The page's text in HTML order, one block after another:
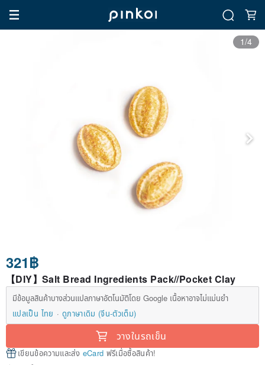
1/4
321฿
【DIY】Salt Bread Ingredients Pack//Pocket Clay
มีข้อมูลสินค้าบางส่วนแปลภาษาอัตโนมัติโดย Google เนื้อหาอาจไม่แม่นยำ
แปลเป็น ไทย
ดูภาษาเดิม (จีน-ตัวเต็ม)
วางในรถเข็น
เขียนข้อความและส่ง eCard ฟรีเมื่อซื้อสินค้า!